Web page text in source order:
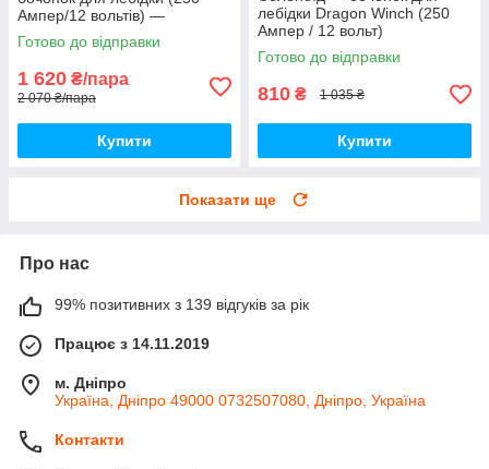
Ампер/12 вольтів) —
комплект 2 штуки
Готово до відправки
1 620 ₴/пара
2 070 ₴/пара
Купити
лебідки Dragon Winch (250
Ампер / 12 вольт)
Готово до відправки
810 ₴ 1 035 ₴
Купити
Показати ще
Про нас
99% позитивних з 139 відгуків за рік
Працює з 14.11.2019
м. Дніпро
Україна, Дніпро 49000 0732507080, Дніпро, Україна
Контакти